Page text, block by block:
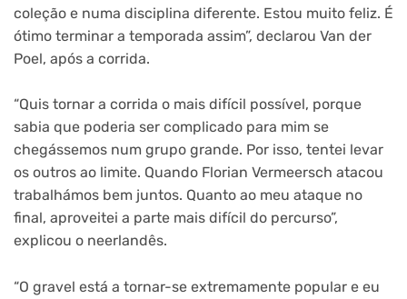
coleção e numa disciplina diferente. Estou muito feliz. É
ótimo terminar a temporada assim”, declarou Van der
Poel, após a corrida.
“Quis tornar a corrida o mais difícil possível, porque
sabia que poderia ser complicado para mim se
chegássemos num grupo grande. Por isso, tentei levar
os outros ao limite. Quando Florian Vermeersch atacou
trabalhámos bem juntos. Quanto ao meu ataque no
final, aproveitei a parte mais difícil do percurso”,
explicou o neerlandês.
“O gravel está a tornar-se extremamente popular e eu